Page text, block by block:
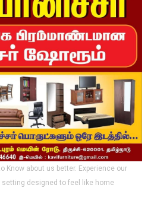
Know about us better. Experience our
setting designed to feel like home